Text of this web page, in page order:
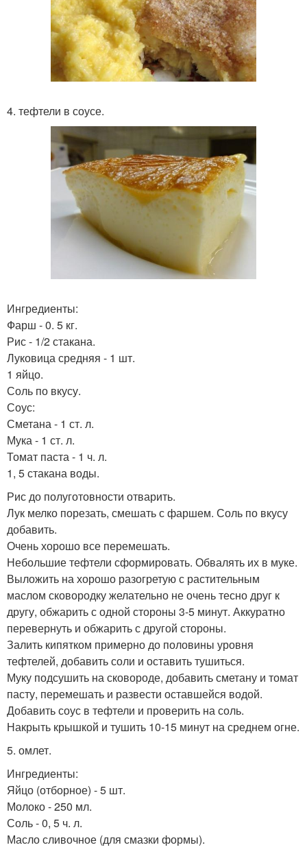
4. тефтели в соусе.
Ингредиенты:
Фарш - 0. 5 кг.
Рис - 1/2 стакана.
Луковица средняя - 1 шт.
1 яйцо.
Соль по вкусу.
Соус:
Сметана - 1 ст. л.
Мука - 1 ст. л.
Томат паста - 1 ч. л.
1, 5 стакана воды.
Рис до полуготовности отварить.
Лук мелко порезать, смешать с фаршем. Соль по вкусу
добавить.
Очень хорошо все перемешать.
Небольшие тефтели сформировать. Обвалять их в муке.
Выложить на хорошо разогретую с растительным
маслом сковородку желательно не очень тесно друг к
другу, обжарить с одной стороны 3-5 минут. Аккуратно
перевернуть и обжарить с другой стороны.
Залить кипятком примерно до половины уровня
тефтелей, добавить соли и оставить тушиться.
Муку подсушить на сковороде, добавить сметану и томат
пасту, перемешать и развести оставшейся водой.
Добавить соус в тефтели и проверить на соль.
Накрыть крышкой и тушить 10-15 минут на среднем огне.
5. омлет.
Ингредиенты:
Яйцо (отборное) - 5 шт.
Молоко - 250 мл.
Соль - 0, 5 ч. л.
Масло сливочное (для смазки формы).